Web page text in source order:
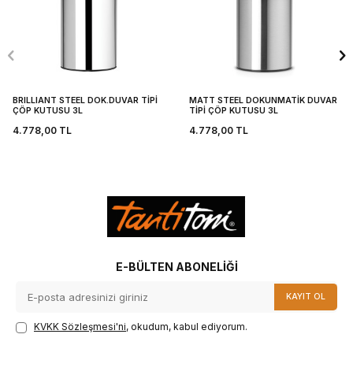
BRILLIANT STEEL DOK.DUVAR TİPİ
ÇÖP KUTUSU 3L
4.778,00 TL
MATT STEEL DOKUNMATİK DUVAR
TİPİ ÇÖP KUTUSU 3L
4.778,00TL
E-BÜLTEN ABONELIĞI
KAYIT OL
KVKK Sözleşmesi'ni, okudum, kabul ediyorum.